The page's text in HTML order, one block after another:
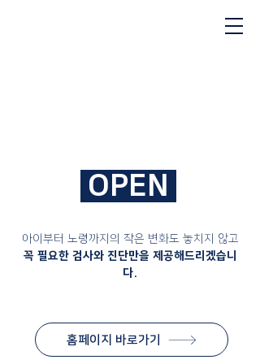
OPEN
아이부터 노령까지의 작은 변화도 놓치지 않고
​꼭 필요한 검사와 진단만을 제공해드리겠습니
다.
홈페이지 바로가기